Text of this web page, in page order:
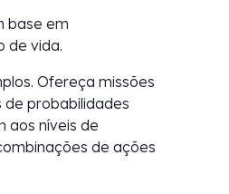
base em
de vida.
Ofereça missões
de probabilidades
aos níveis de
de ações